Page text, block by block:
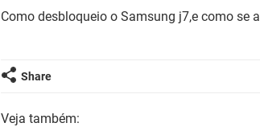
Como desbloqueio o Samsung j7,e como se
Share
Veja também: